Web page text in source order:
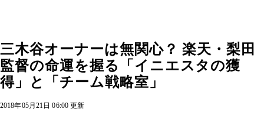
三木谷オーナーは無関心？ 楽天・梨田
監督の命運を握る「イニエスタの獲
得」と「チーム戦略室」
2018年05月21日 06:00 更新